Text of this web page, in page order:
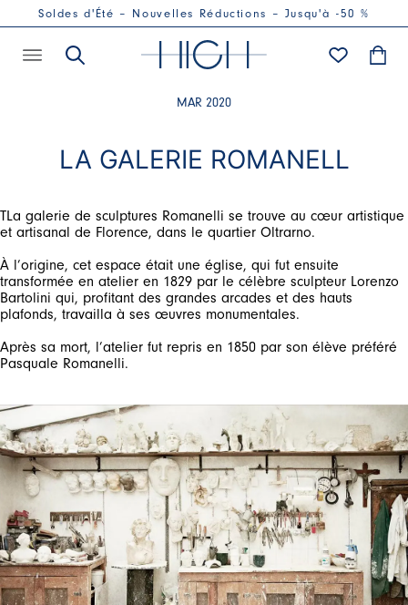
Soldes d'Été – Nouvelles Réductions – Jusqu'à -50 %
MAR 2020
LA GALERIE ROMANELL
TLa galerie de sculptures Romanelli se trouve au cœur artistique
et artisanal de Florence, dans le quartier Oltrarno.
À l’origine, cet espace était une église, qui fut ensuite
transformée en atelier en 1829 par le célèbre sculpteur Lorenzo
Bartolini qui, profitant des grandes arcades et des hauts
plafonds, travailla à ses œuvres monumentales.
Après sa mort, l’atelier fut repris en 1850 par son élève préféré
Pasquale Romanelli.